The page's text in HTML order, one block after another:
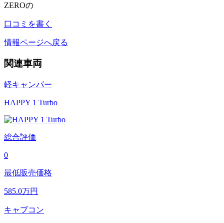
ZEROの
口コミを書く
情報ページへ戻る
関連車両
軽キャンパー
HAPPY 1 Turbo
総合評価
0
最低販売価格
585.0万円
キャブコン